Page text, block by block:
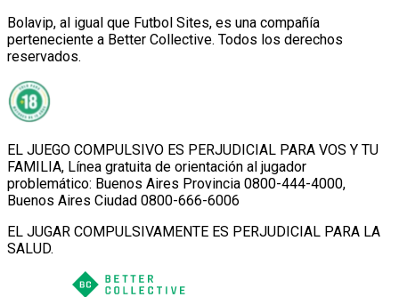
Bolavip, al igual que Futbol Sites, es una compañía
perteneciente a Better Collective. Todos los derechos
reservados.
EL JUEGO COMPULSIVO ES PERJUDICIAL PARA VOS Y TU
FAMILIA, Línea gratuita de orientación al jugador
problemático: Buenos Aires Provincia 0800-444-4000,
Buenos Aires Ciudad 0800-666-6006
EL JUGAR COMPULSIVAMENTE ES PERJUDICIAL PARA LA
SALUD.